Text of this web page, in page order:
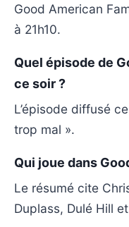
Good American
à 21h10.
Quel épisode de
ce soir ?
L’épisode diffusé
trop mal ».
Qui joue dans
Le résumé cite
Duplass, Dulé Hill